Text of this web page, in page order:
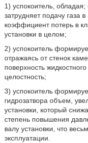
1) успокоитель,
затрудняет подачу газа
коэффициент потерь в
установки в целом;
2) успокоитель
отражаясь от стенок
поверхность
целостность;
3) успокоитель
гидрозатвора объем,
установки, который
степень повышения
валу установки, что
эксплуатации.